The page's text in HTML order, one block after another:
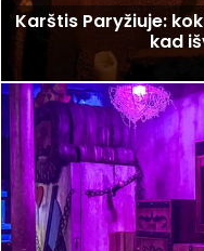
Karštis Paryžiuje:
kad